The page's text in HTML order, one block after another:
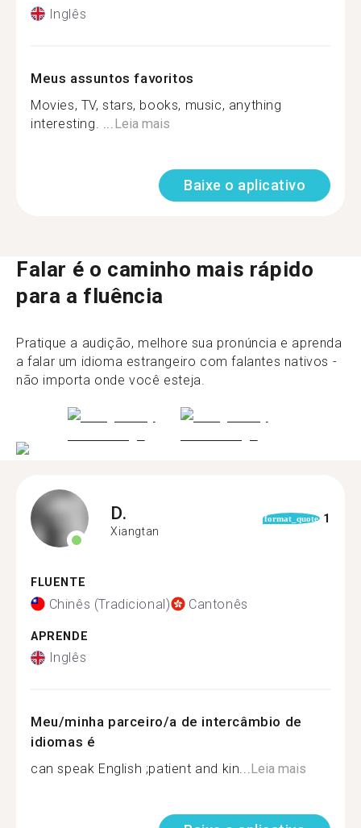
Inglês
Meus assuntos favoritos
Movies, TV, stars, books, music, anything
interesting. ... Leia mais
Baixe o aplicativo
Falar é o caminho mais rápido
para a fluência
Pratique a audição, melhore sua pronúncia e aprenda
a falar um idioma estrangeiro com falantes nativos -
não importa onde você esteja.
D.
Xiangtan
format_quote 1
FLUENTE
Chinês (Tradicional) Cantonês
APRENDE
Inglês
Meu/minha parceiro/a de intercâmbio de
idiomas é
can speak English ;patient and kin...Leia mais